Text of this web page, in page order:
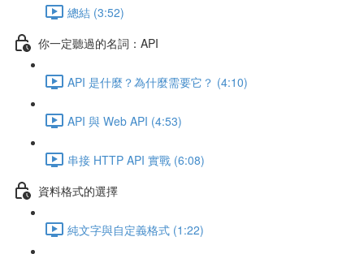
總結 (3:52)
你一定聽過的名詞：API
API 是什麼？為什麼需要它？ (4:10)
API 與 Web API (4:53)
串接 HTTP API 實戰 (6:08)
資料格式的選擇
純文字與自定義格式 (1:22)